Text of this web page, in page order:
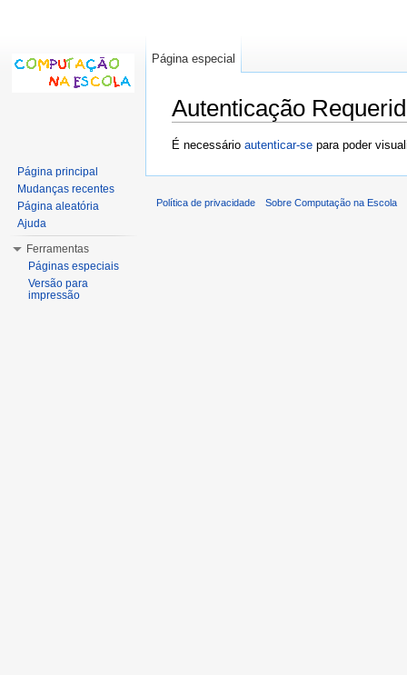
Autenticação
É necessário autenticar-se para poder
Página especial
Página principal
Mudanças recentes
Página aleatória
Ajuda
Ferramentas
Páginas especiais
Versão para
impressão
Política de privacidade Sobre Computação na Escola